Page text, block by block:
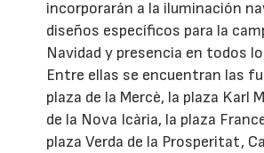
incorporarán a la iluminación
diseños específicos para la
Navidad y presencia en todos
Entre ellas se encuentran las
plaza de la Mercè, la plaza Karl
de la Nova Icària, la plaza
plaza Verda de la Prosperitat,